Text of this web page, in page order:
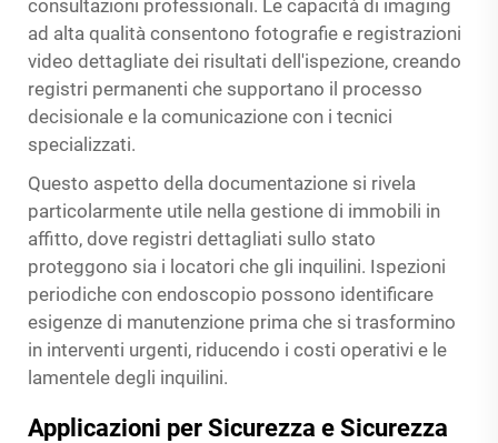
consultazioni professionali. Le capacità di imaging
ad alta qualità consentono fotografie e registrazioni
video dettagliate dei risultati dell'ispezione, creando
registri permanenti che supportano il processo
decisionale e la comunicazione con i tecnici
specializzati.
Questo aspetto della documentazione si rivela
particolarmente utile nella gestione di immobili in
affitto, dove registri dettagliati sullo stato
proteggono sia i locatori che gli inquilini. Ispezioni
periodiche con endoscopio possono identificare
esigenze di manutenzione prima che si trasformino
in interventi urgenti, riducendo i costi operativi e le
lamentele degli inquilini.
Applicazioni per Sicurezza e Sicurezza